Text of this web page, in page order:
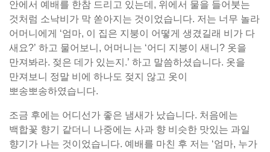
안에서 예배를 한참 드리고 있는데, 위에서 물을 들어붓는
것처럼 소낙비가 막 쏟아지는 것이었습니다. 저는 너무 놀라
어머니에게 ‘엄마, 이 집은 지붕이 어떻게 생겼길래 비가 다
새요?’ 하고 물어보니, 어머니는 ‘어디 지붕이 새니? 옷을
만져봐라. 젖은 데가 있는지.’ 하고 말씀하셨습니다. 옷을
만져보니 정말 비에 하나도 젖지 않고 옷이
뽀송뽀송하였습니다.
조금 후에는 어디선가 좋은 냄새가 났습니다. 처음에는
백합꽃 향기 같더니 나중에는 사과 향 비슷한 맛있는 과일
향기가 나는 것이었습니다. 예배를 마친 후 저는 ‘엄마, 누가